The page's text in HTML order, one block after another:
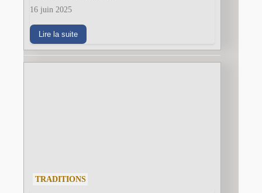
16 juin 2025
Lire la suite
TRADITIONS